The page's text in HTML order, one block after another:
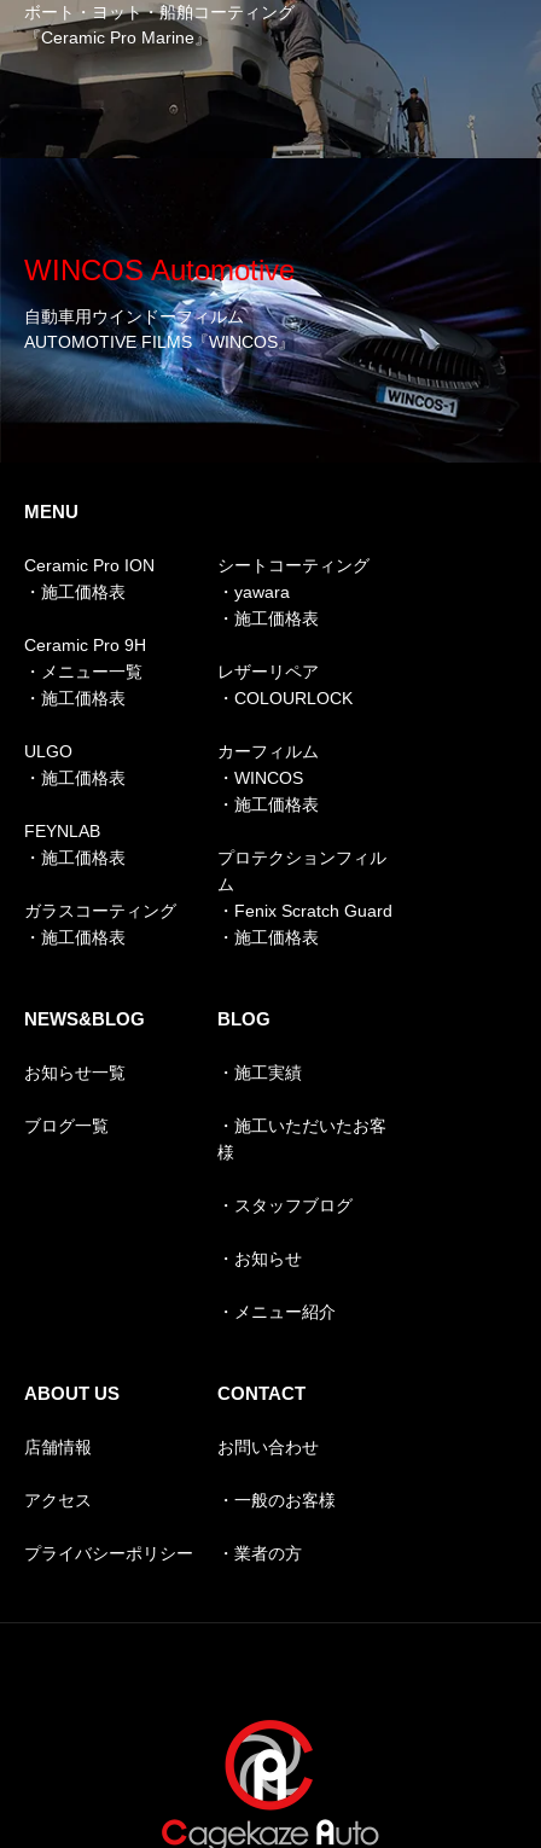
ボート・ヨット・船舶コーティング
『Ceramic Pro Marine』
WINCOS Automotive
自動車用ウインドーフィルム
AUTOMOTIVE FILMS『WINCOS』
MENU
Ceramic Pro ION
・施工価格表
Ceramic Pro 9H
・メニュー一覧
・施工価格表
ULGO
・施工価格表
FEYNLAB
・施工価格表
ガラスコーティング
・施工価格表
シートコーティング
・yawara
・施工価格表
レザーリペア
・COLOURLOCK
カーフィルム
・WINCOS
・施工価格表
プロテクションフィル
ム
・Fenix Scratch Guard
・施工価格表
NEWS&BLOG
お知らせ一覧
ブログ一覧
BLOG
・施工実績
・施工いただいたお客
様
・スタッフブログ
・お知らせ
・メニュー紹介
ABOUT US
店舗情報
アクセス
プライバシーポリシー
CONTACT
お問い合わせ
・一般のお客様
・業者の方